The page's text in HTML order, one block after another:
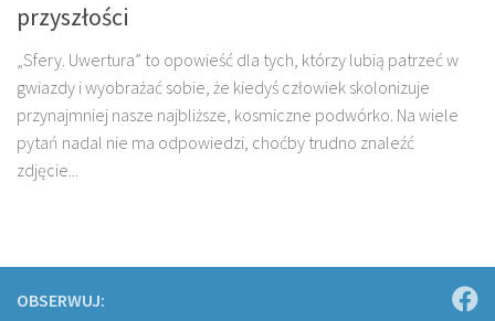
przyszłości
„Sfery. Uwertura” to opowieść dla tych, którzy lubią patrzeć w
gwiazdy i wyobrażać sobie, że kiedyś człowiek skolonizuje
przynajmniej nasze najbliższe, kosmiczne podwórko. Na wiele
pytań nadal nie ma odpowiedzi, choćby trudno znaleźć
zdjęcie...
OBSERWUJ: